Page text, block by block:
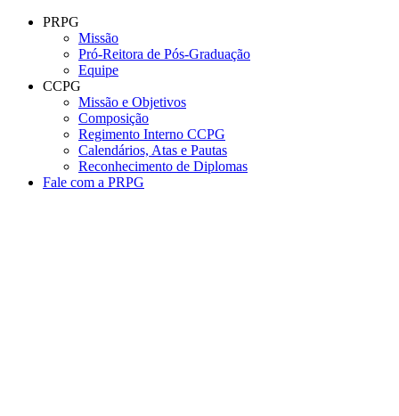
Conteúdo principal
PRPG
Missão
Pró-Reitora de Pós-Graduação
Equipe
CCPG
Missão e Objetivos
Composição
Regimento Interno CCPG
Calendários, Atas e Pautas
Reconhecimento de Diplomas
Fale com a PRPG